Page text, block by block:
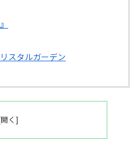
スタルガーデン